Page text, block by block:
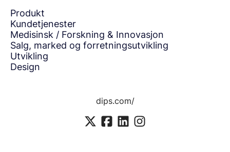
Produkt
Kundetjenester
Medisinsk / Forskning & Innovasjon
Salg, marked og forretningsutvikling
Utvikling
Design
dips.com/